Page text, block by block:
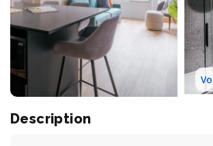
Description